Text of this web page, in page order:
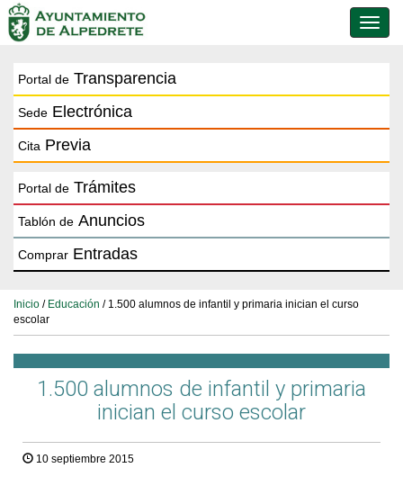
de
Portal de Transparencia
Sede Electrónica
Cita Previa
Portal de Trámites
Tablón de Anuncios
Comprar Entradas
Inicio / Educación / 1.500 alumnos de infantil y primaria inician el curso
escolar
1.500 alumnos de infantil y primaria
inician el curso escolar
10 septiembre 2015